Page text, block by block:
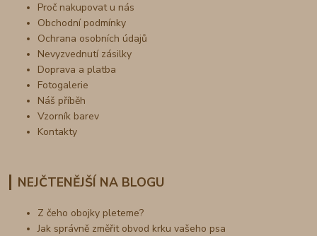
Proč nakupovat u nás
Obchodní podmínky
Ochrana osobních údajů
Nevyzvednutí zásilky
Doprava a platba
Fotogalerie
Náš příběh
Vzorník barev
Kontakty
NEJČTENĚJŠÍ NA BLOGU
Z čeho obojky pleteme?
Jak správně změřit obvod krku vašeho psa